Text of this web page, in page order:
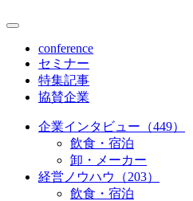
conference
セミナー
特集記事
協賛企業
企業インタビュー（449）
飲食・宿泊
卸・メーカー
経営ノウハウ（203）
飲食・宿泊